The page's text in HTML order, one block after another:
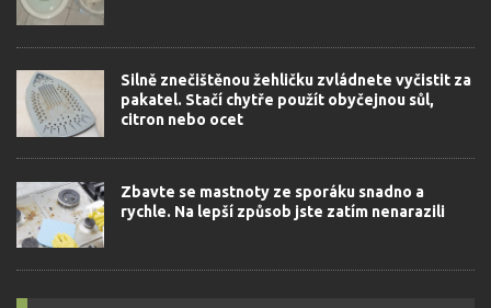
Silně znečištěnou žehličku zvládnete vyčistit za
pakatel. Stačí chytře použít obyčejnou sůl,
citron nebo ocet
Zbavte se mastnoty ze sporáku snadno a
rychle. Na lepší způsob jste zatím nenarazili